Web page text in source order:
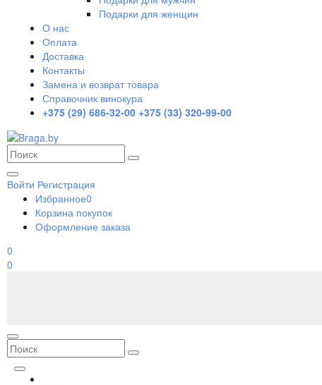
Подарки для женщин
О нас
Оплата
Доставка
Контакты
Замена и возврат товара
Справочник винокура
+375 (29) 686-32-00 +375 (33) 320-99-00
Войти Регистрация
Избранное0
Корзина покупок
Оформление заказа
0
0